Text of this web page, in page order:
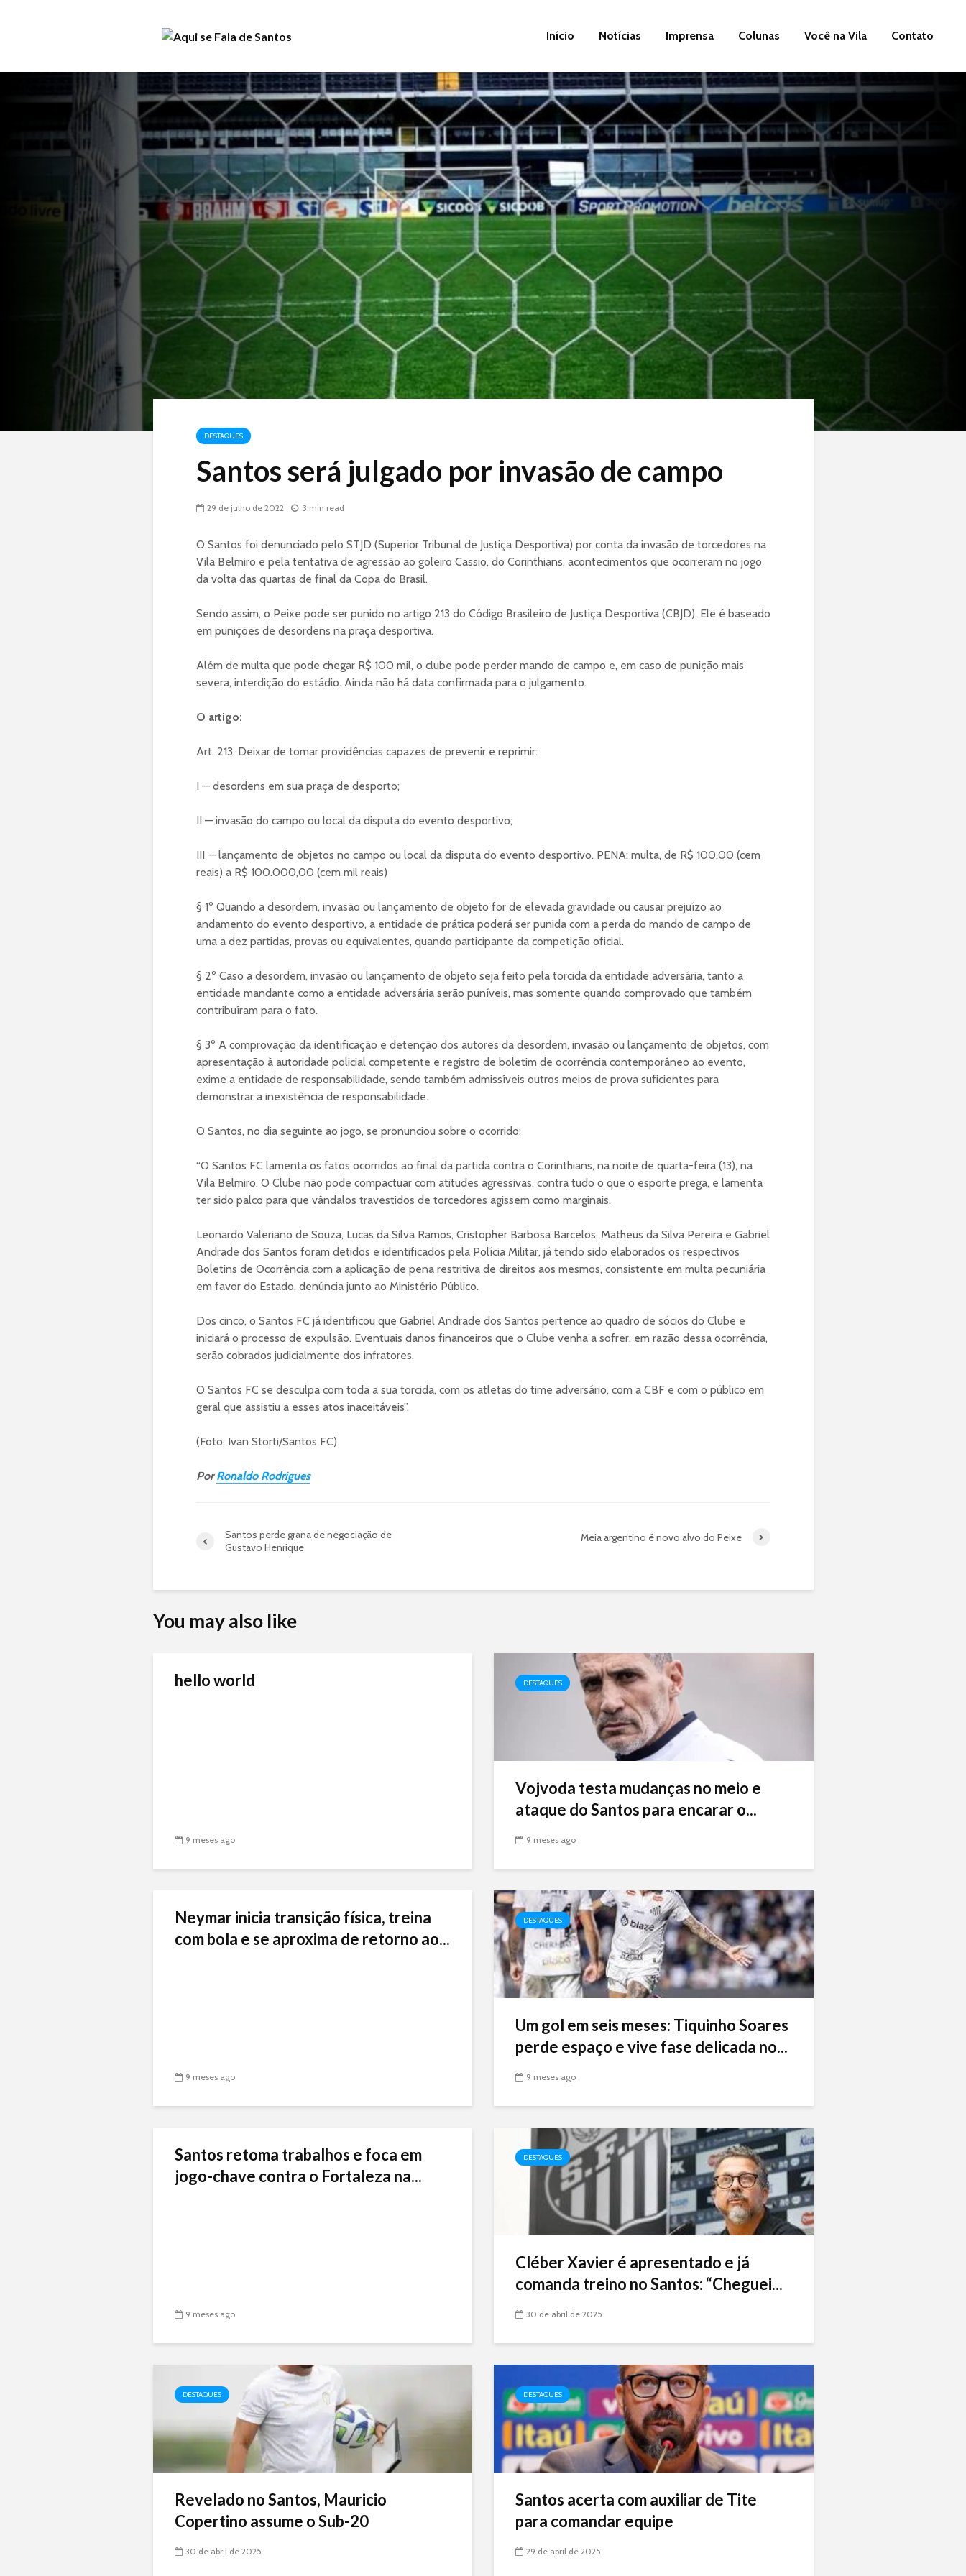
Início Notícias Imprensa Colunas Você na Vila Contato
DESTAQUES
Santos será julgado por invasão de campo
29 de julho de 2022 3 min read
O Santos foi denunciado pelo STJD (Superior Tribunal de Justiça Desportiva) por conta da invasão de torcedores na
Vila Belmiro e pela tentativa de agressão ao goleiro Cassio, do Corinthians, acontecimentos que ocorreram no jogo
da volta das quartas de final da Copa do Brasil.
Sendo assim, o Peixe pode ser punido no artigo 213 do Código Brasileiro de Justiça Desportiva (CBJD). Ele é baseado
em punições de desordens na praça desportiva.
Além de multa que pode chegar R$ 100 mil, o clube pode perder mando de campo e, em caso de punição mais
severa, interdição do estádio. Ainda não há data confirmada para o julgamento.
O artigo:
Art. 213. Deixar de tomar providências capazes de prevenir e reprimir:
I — desordens em sua praça de desporto;
II — invasão do campo ou local da disputa do evento desportivo;
III — lançamento de objetos no campo ou local da disputa do evento desportivo. PENA: multa, de R$ 100,00 (cem
reais) a R$ 100.000,00 (cem mil reais)
§ 1º Quando a desordem, invasão ou lançamento de objeto for de elevada gravidade ou causar prejuízo ao
andamento do evento desportivo, a entidade de prática poderá ser punida com a perda do mando de campo de
uma a dez partidas, provas ou equivalentes, quando participante da competição oficial.
§ 2º Caso a desordem, invasão ou lançamento de objeto seja feito pela torcida da entidade adversária, tanto a
entidade mandante como a entidade adversária serão puníveis, mas somente quando comprovado que também
contribuíram para o fato.
§ 3º A comprovação da identificação e detenção dos autores da desordem, invasão ou lançamento de objetos, com
apresentação à autoridade policial competente e registro de boletim de ocorrência contemporâneo ao evento,
exime a entidade de responsabilidade, sendo também admissíveis outros meios de prova suficientes para
demonstrar a inexistência de responsabilidade.
O Santos, no dia seguinte ao jogo, se pronunciou sobre o ocorrido:
“O Santos FC lamenta os fatos ocorridos ao final da partida contra o Corinthians, na noite de quarta-feira (13), na
Vila Belmiro. O Clube não pode compactuar com atitudes agressivas, contra tudo o que o esporte prega, e lamenta
ter sido palco para que vândalos travestidos de torcedores agissem como marginais.
Leonardo Valeriano de Souza, Lucas da Silva Ramos, Cristopher Barbosa Barcelos, Matheus da Silva Pereira e Gabriel
Andrade dos Santos foram detidos e identificados pela Polícia Militar, já tendo sido elaborados os respectivos
Boletins de Ocorrência com a aplicação de pena restritiva de direitos aos mesmos, consistente em multa pecuniária
em favor do Estado, denúncia junto ao Ministério Público.
Dos cinco, o Santos FC já identificou que Gabriel Andrade dos Santos pertence ao quadro de sócios do Clube e
iniciará o processo de expulsão. Eventuais danos financeiros que o Clube venha a sofrer, em razão dessa ocorrência,
serão cobrados judicialmente dos infratores.
O Santos FC se desculpa com toda a sua torcida, com os atletas do time adversário, com a CBF e com o público em
geral que assistiu a esses atos inaceitáveis”.
(Foto: Ivan Storti/Santos FC)
PorRonaldo Rodrigues
Santos perde grana de negociação de
Gustavo Henrique
Meia argentino é novo alvo do Peixe
You may also like
hello world
9 meses ago
DESTAQUES
Vojvoda testa mudanças no meio e
ataque do Santos para encarar o...
9 meses ago
Neymar inicia transição física, treina
com bola e se aproxima de retorno ao...
9 meses ago
DESTAQUES
Um gol em seis meses: Tiquinho Soares
perde espaço e vive fase delicada no...
9 meses ago
Santos retoma trabalhos e foca em
jogo-chave contra o Fortaleza na...
9 meses ago
DESTAQUES
Cléber Xavier é apresentado e já
comanda treino no Santos: “Cheguei...
30 de abril de 2025
DESTAQUES
Revelado no Santos, Mauricio
Copertino assume o Sub-20
30 de abril de 2025
DESTAQUES
Santos acerta com auxiliar de Tite
para comandar equipe
29 de abril de 2025